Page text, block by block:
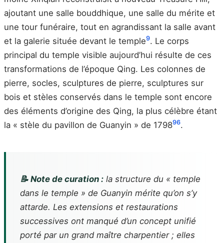
ajoutant une salle bouddhique, une salle du mérite et
une tour funéraire, tout en agrandissant la salle avant
et la galerie située devant le temple9. Le corps
principal du temple visible aujourd’hui résulte de ces
transformations de l’époque Qing. Les colonnes de
pierre, socles, sculptures de pierre, sculptures sur
bois et stèles conservés dans le temple sont encore
des éléments d’origine des Qing, la plus célèbre étant
la « stèle du pavillon de Guanyin » de 179896.
📝 Note de curation : la structure du « temple
dans le temple » de Guanyin mérite qu’on s’y
attarde. Les extensions et restaurations
successives ont manqué d’un concept unifié
porté par un grand maître charpentier ; elles